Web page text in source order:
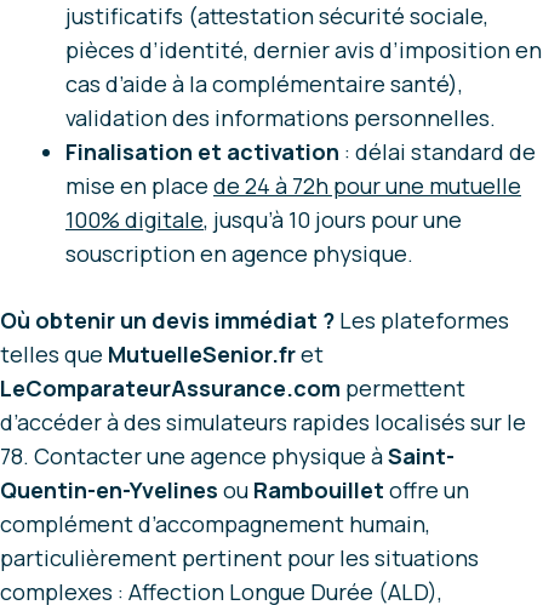
justificatifs (attestation sécurité sociale,
pièces d’identité, dernier avis d’imposition en
cas d’aide à la complémentaire santé),
validation des informations personnelles.
Finalisation et activation : délai standard de
mise en place de 24 à 72h pourune mutuelle
100% digitale, jusqu’à 10 jours pour une
souscription en agence physique.
Où obtenir un devis immédiat ? Les plateformes
telles que MutuelleSenior.fret
LeComparateurAssurance.com permettent
d’accéder à des simulateurs rapides localisés sur le
78. Contacter une agence physique àSaint-
Quentin-en-Yvelines ou Rambouillet offre un
complément d’accompagnement humain,
particulièrement pertinent pour les situations
complexes : Affection Longue Durée (ALD),